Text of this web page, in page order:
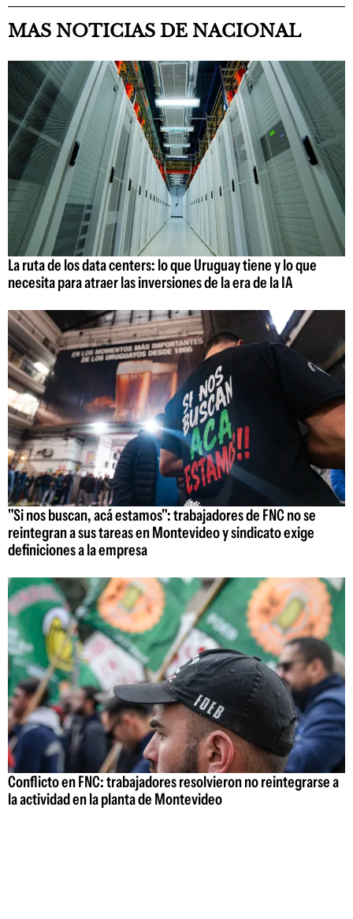
MAS NOTICIAS DE NACIONAL
La ruta de los data centers: lo que Uruguay tiene y lo que
necesita para atraer las inversiones de la era de la IA
"Si nos buscan, acá estamos": trabajadores de FNC no se
reintegran a sus tareas en Montevideo y sindicato exige
definiciones a la empresa
Conflicto en FNC: trabajadores resolvieron no reintegrarse a
la actividad en la planta de Montevideo